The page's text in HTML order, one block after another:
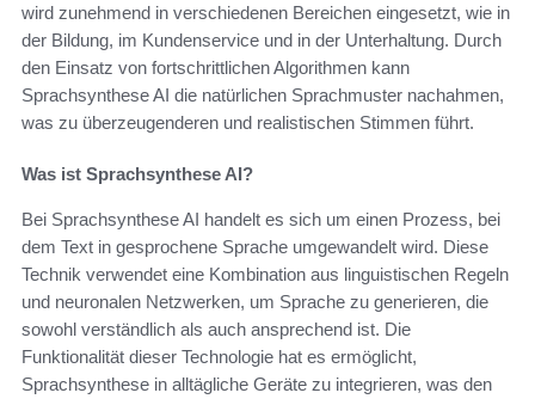
wird zunehmend in verschiedenen Bereichen eingesetzt, wie in
der Bildung, im Kundenservice und in der Unterhaltung. Durch
den Einsatz von fortschrittlichen Algorithmen kann
Sprachsynthese AI die natürlichen Sprachmuster nachahmen,
was zu überzeugenderen und realistischen Stimmen führt.
Was ist Sprachsynthese AI?
Bei Sprachsynthese AI handelt es sich um einen Prozess, bei
dem Text in gesprochene Sprache umgewandelt wird. Diese
Technik verwendet eine Kombination aus linguistischen Regeln
und neuronalen Netzwerken, um Sprache zu generieren, die
sowohl verständlich als auch ansprechend ist. Die
Funktionalität dieser Technologie hat es ermöglicht,
Sprachsynthese in alltägliche Geräte zu integrieren, was den